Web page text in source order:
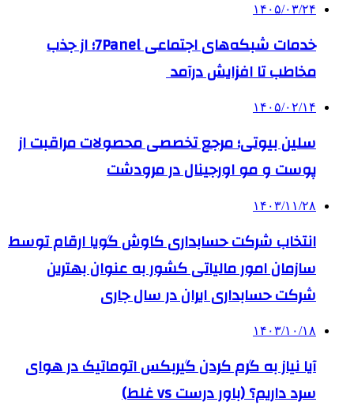
۱۴۰۵/۰۳/۲۴
خدمات شبکه‌های اجتماعی 7Panel؛ از جذب
مخاطب تا افزایش درآمد
۱۴۰۵/۰۲/۱۴
سلین بیوتی؛ مرجع تخصصی محصولات مراقبت از
پوست و مو اورجینال در مرودشت
۱۴۰۳/۱۱/۲۸
انتخاب شرکت حسابداری کاوش گویا ارقام توسط
سازمان امور مالیاتی کشور به عنوان بهترین
شرکت حسابداری ایران در سال جاری
۱۴۰۳/۱۰/۱۸
آیا نیاز به گرم کردن گیربکس اتوماتیک در هوای
سرد داریم؟ (باور درست vs غلط)